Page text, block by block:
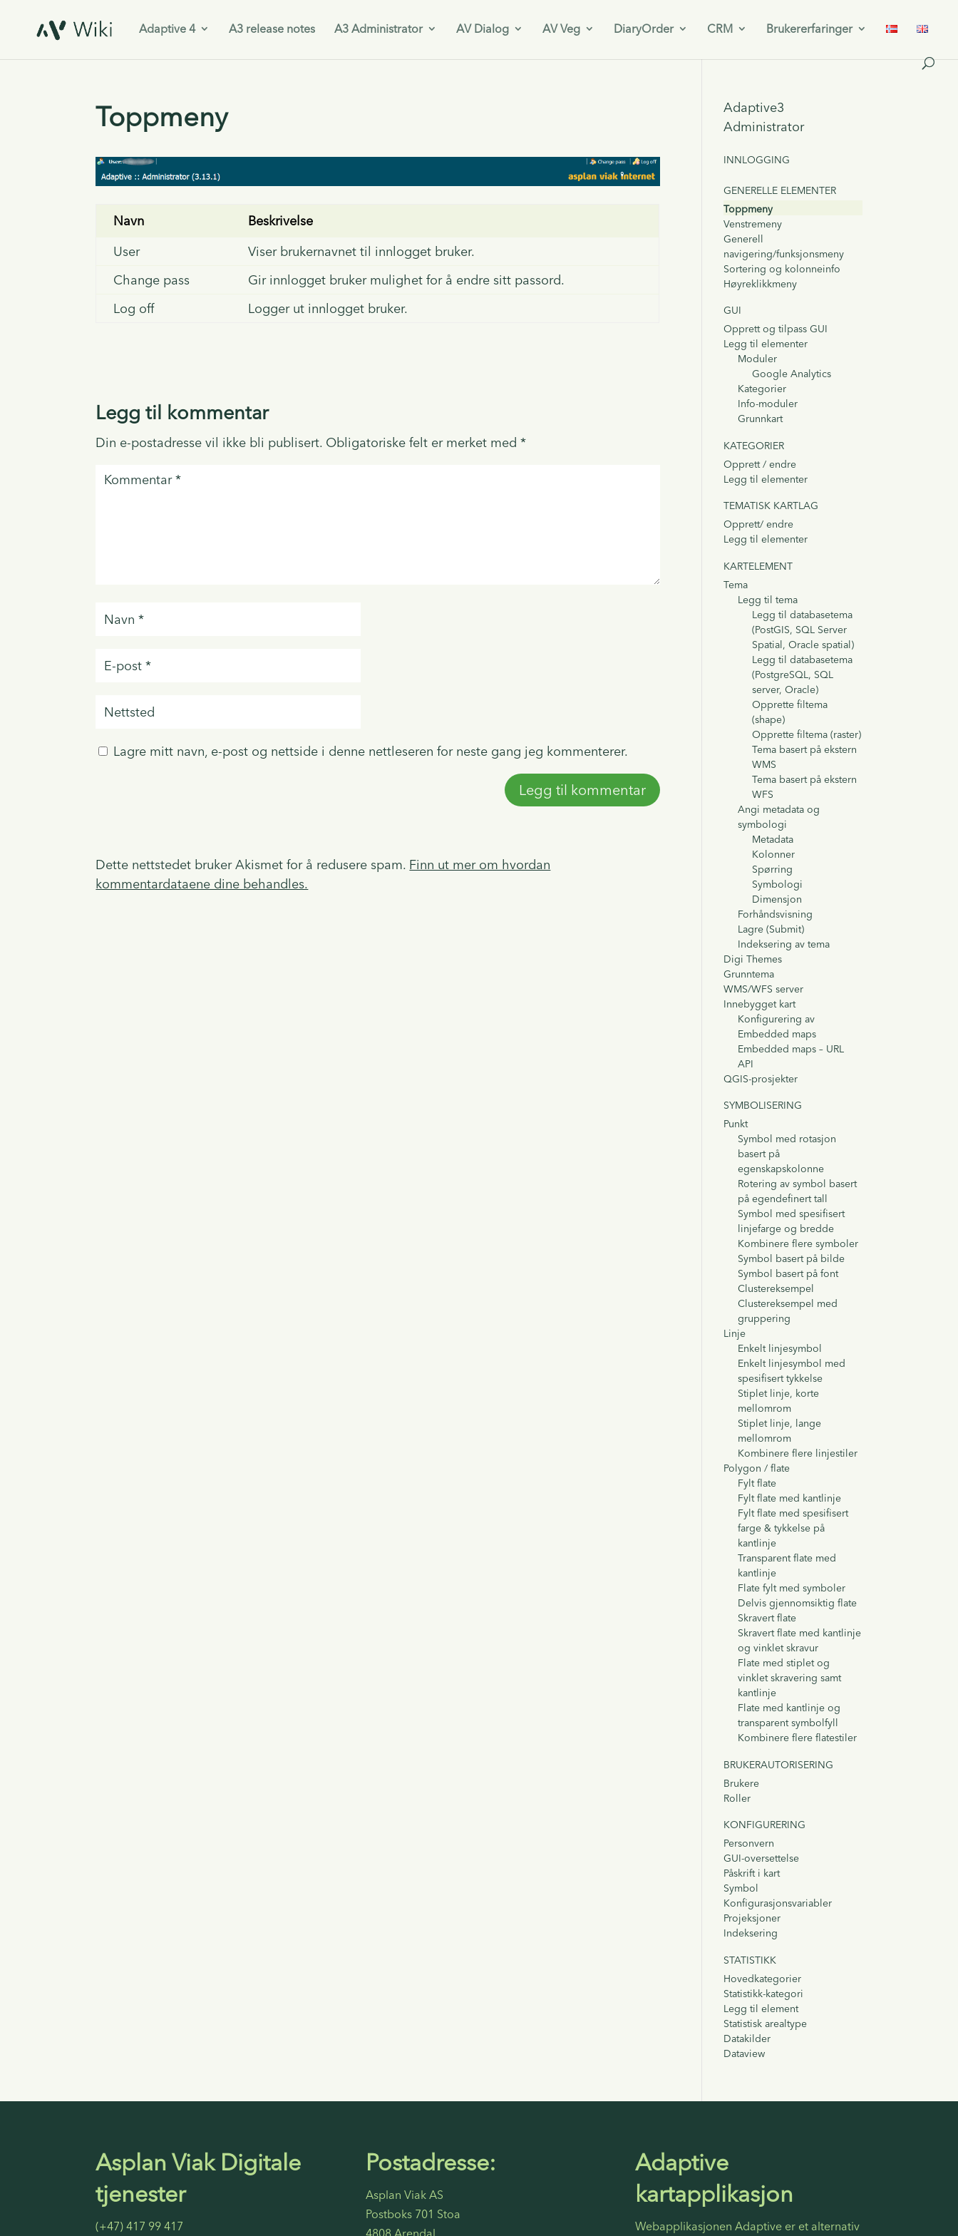
Adaptive 4 A3 release notes A3 Administrator AV Dialog AV Veg DiaryOrder CRM Brukererfaringer
Toppmeny
Navn
Beskrivelse
User
Viser brukernavnet til innlogget bruker.
Change pass
Gir innlogget bruker mulighet for å endre sitt passord.
Log off
Logger ut innlogget bruker.
Legg til kommentar
Din e-postadresse vil ikke bli publisert. Obligatoriske felt er merket med*
Lagre mitt navn, e-post og nettside i denne nettleseren for neste gang jeg kommenterer.
Dette nettstedet bruker Akismet for å redusere spam. Finn ut mer om hvordan
kommentardataene dine behandles.
Adaptive3
Administrator
INNLOGGING
GENERELLE ELEMENTER
Toppmeny
Venstremeny
Generell
navigering/funksjonsmeny
Sortering og kolonneinfo
Høyreklikkmeny
GUI
Opprett og tilpass GUI
Legg til elementer
Moduler
Google Analytics
Kategorier
Info-moduler
Grunnkart
KATEGORIER
Opprett / endre
Legg til elementer
TEMATISK KARTLAG
Opprett/ endre
Legg til elementer
KARTELEMENT
Tema
Legg til tema
Legg til databasetema
(PostGIS, SQL Server
Spatial, Oracle spatial)
Legg til databasetema
(PostgreSQL, SQL
server, Oracle)
Opprette filtema
(shape)
Opprette filtema (raster)
Tema basert på ekstern
WMS
Tema basert på ekstern
WFS
Angi metadata og
symbologi
Metadata
Kolonner
Spørring
Symbologi
Dimensjon
Forhåndsvisning
Lagre (Submit)
Indeksering av tema
Digi Themes
Grunntema
WMS/WFS server
Innebygget kart
Konfigurering av
Embedded maps
Embedded maps – URL
API
QGIS-prosjekter
SYMBOLISERING
Punkt
Symbol med rotasjon
basert på
egenskapskolonne
Rotering av symbol basert
på egendefinert tall
Symbol med spesifisert
linjefarge og bredde
Kombinere flere symboler
Symbol basert på bilde
Symbol basert på font
Clustereksempel
Clustereksempel med
gruppering
Linje
Enkelt linjesymbol
Enkelt linjesymbol med
spesifisert tykkelse
Stiplet linje, korte
mellomrom
Stiplet linje, lange
mellomrom
Kombinere flere linjestiler
Polygon / flate
Fylt flate
Fylt flate med kantlinje
Fylt flate med spesifisert
farge & tykkelse på
kantlinje
Transparent flate med
kantlinje
Flate fylt med symboler
Delvis gjennomsiktig flate
Skravert flate
Skravert flate med kantlinje
og vinklet skravur
Flate med stiplet og
vinklet skravering samt
kantlinje
Flate med kantlinje og
transparent symbolfyll
Kombinere flere flatestiler
BRUKERAUTORISERING
Brukere
Roller
KONFIGURERING
Personvern
GUI-oversettelse
Påskrift i kart
Symbol
Konfigurasjonsvariabler
Projeksjoner
Indeksering
STATISTIKK
Hovedkategorier
Statistikk-kategori
Legg til element
Statistisk arealtype
Datakilder
Dataview
Asplan Viak Digitale
tjenester
(+47) 417 99 417
Postadresse:
Asplan Viak AS
Postboks 701 Stoa
4808 Arendal
Adaptive
kartapplikasjon
Webapplikasjonen Adaptive er et alternativ